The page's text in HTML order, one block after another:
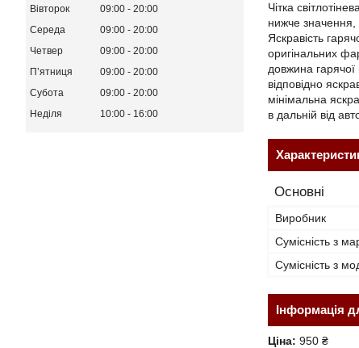
Чітка
нижче значення,
Яскравість
оригінальних
довжина гарячої
відповідно
мінімальна
в дальній від
Основні
Виробник
Сумісність з
Сумісність з
Інформація
Ціна: 950 ₴
Вівторок
09:00
20:00
Середа
09:00
20:00
Четвер
09:00
20:00
Пʼятниця
09:00
20:00
Субота
09:00
20:00
Неділя
10:00 16:00